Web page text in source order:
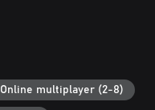
Online multiplayer (2-8)